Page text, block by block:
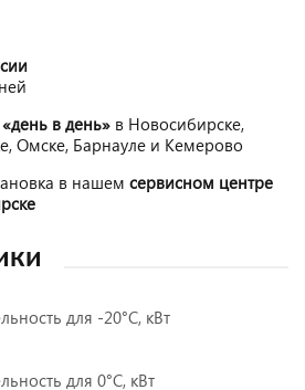
в день» в Новосибирске,
Омске, Барнауле и Кемерово
в нашем сервисном центре
для -20°С, кВт
для 0°С, кВт